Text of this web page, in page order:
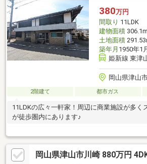
380万円
間取り 11LDK
建物面積306.1m
土地面積
築年月 1950年1
姫新線 東津
岡山県津山
2階建て 都市ガス
11LDKの広々一軒家！周辺に商業施設が多く
が徒歩圏内にあります♪
岡山県津山市川崎 880万円